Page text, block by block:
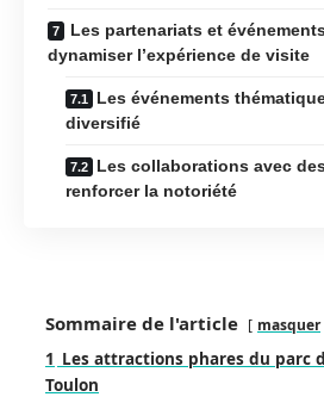
Les partenariats et
dynamiser l’expérience de visite
Les événements
diversifié
Les collaborations avec
renforcer la notoriété
Sommaire de l'article masquer
1 Les attractions phares du parc
Toulon